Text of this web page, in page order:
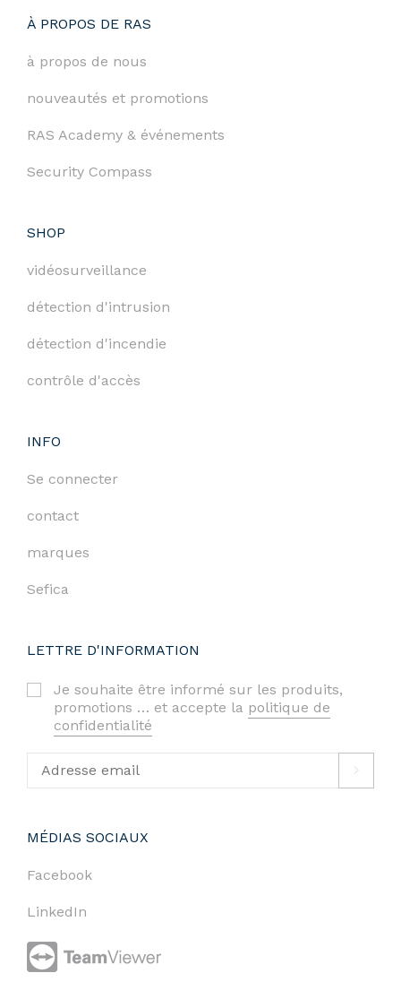
À PROPOS DE RAS
à propos de nous
nouveautés et promotions
RAS Academy & événements
Security Compass
SHOP
vidéosurveillance
détection d'intrusion
détection d'incendie
contrôle d'accès
INFO
Se connecter
contact
marques
Sefica
LETTRE D'INFORMATION
Je souhaite être informé sur les produits,
promotions … et accepte la politique de
confidentialité
MÉDIAS SOCIAUX
Facebook
LinkedIn